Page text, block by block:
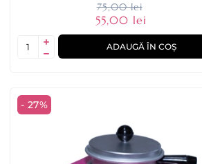
75,00 lei
55,00 lei
ADAUGĂ ÎN COȘ
- 27%